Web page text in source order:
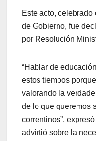
Este acto,
de Gobierno, fue
por Resolución
“Hablar de
estos tiempos
valorando la
de lo que queremos
correntinos”,
advirtió sobre la